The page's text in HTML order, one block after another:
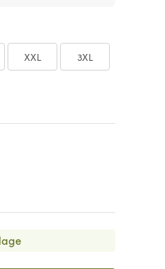
XXL 3XL